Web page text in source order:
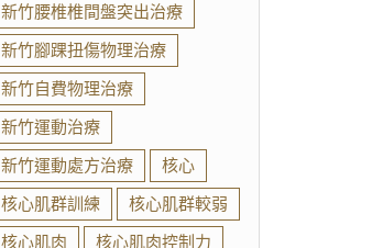
新竹腰椎椎間盤突出治療
新竹腳踝扭傷物理治療
新竹自費物理治療
新竹運動治療
新竹運動處方治療
核心
核心肌群訓練
核心肌群較弱
核心肌肉
核心肌肉控制力